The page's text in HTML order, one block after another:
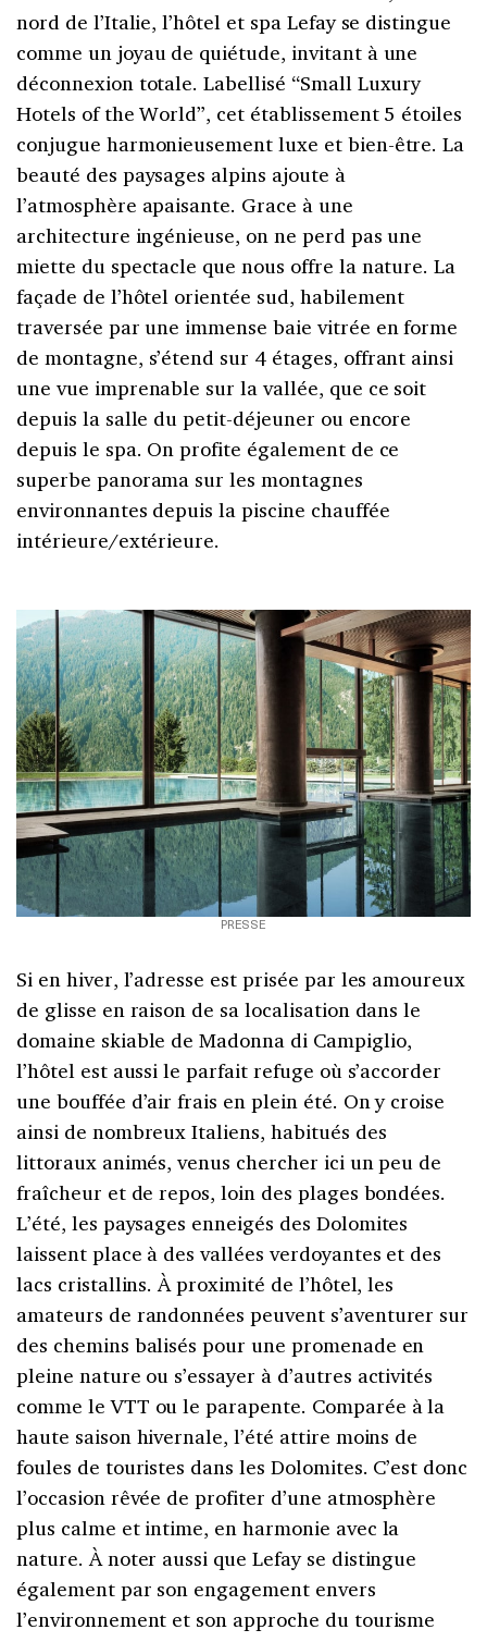
nord de l’Italie, l’hôtel et spa Lefay se distingue
comme un joyau de quiétude, invitant à une
déconnexion totale. Labellisé “Small Luxury
Hotels of the World”, cet établissement 5 étoiles
conjugue harmonieusement luxe et bien-être. La
beauté des paysages alpins ajoute à
l’atmosphère apaisante. Grace à une
architecture ingénieuse, on ne perd pas une
miette du spectacle que nous offre la nature. La
façade de l’hôtel orientée sud, habilement
traversée par une immense baie vitrée en forme
de montagne, s’étend sur 4 étages, offrant ainsi
une vue imprenable sur la vallée, que ce soit
depuis la salle du petit-déjeuner ou encore
depuis le spa. On profite également de ce
superbe panorama sur les montagnes
environnantes depuis la piscine chauffée
intérieure/extérieure.
PRESSE
Si en hiver, l’adresse est prisée par les amoureux
de glisse en raison de sa localisation dans le
domaine skiable de Madonna di Campiglio,
l’hôtel est aussi le parfait refuge où s’accorder
une bouffée d’air frais en plein été. On y croise
ainsi de nombreux Italiens, habitués des
littoraux animés, venus chercher ici un peu de
fraîcheur et de repos, loin des plages bondées.
L’été, les paysages enneigés des Dolomites
laissent place à des vallées verdoyantes et des
lacs cristallins. À proximité de l’hôtel, les
amateurs de randonnées peuvent s’aventurer sur
des chemins balisés pour une promenade en
pleine nature ou s’essayer à d’autres activités
comme le VTT ou le parapente. Comparée à la
haute saison hivernale, l’été attire moins de
foules de touristes dans les Dolomites. C’est donc
l’occasion rêvée de profiter d’une atmosphère
plus calme et intime, en harmonie avec la
nature. À noter aussi que Lefay se distingue
également par son engagement envers
l’environnement et son approche du tourisme